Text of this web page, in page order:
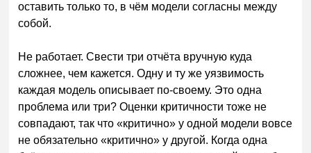
оставить только то, в чём модели согласны между
собой.
Не работает. Свести три отчёта вручную куда
сложнее, чем кажется. Одну и ту же уязвимость
каждая модель описывает по-своему. Это одна
проблема или три? Оценки критичности тоже не
совпадают, так что «критично» у одной модели вовсе
не обязательно «критично» у другой. Когда одна